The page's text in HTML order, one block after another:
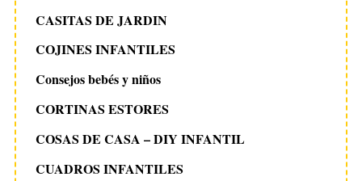
CASITAS DE JARDIN
COJINES INFANTILES
Consejos bebés y niños
CORTINAS ESTORES
COSAS DE CASA – DIY INFANTIL
CUADROS INFANTILES